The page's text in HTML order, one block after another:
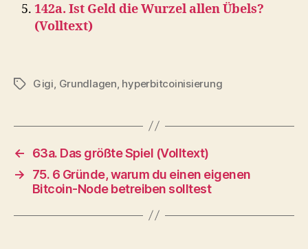
142a. Ist Geld die Wurzel allen Übels?
(Volltext)
Schlagwörter
Gigi Grundlagen hyperbitcoinisierung
←
63a. Das größte Spiel (Volltext)
→
75. 6 Gründe, warum du einen eigenen
Bitcoin-Node betreiben solltest